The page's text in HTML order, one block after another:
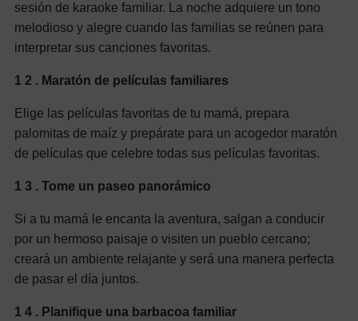
sesión de karaoke familiar. La noche adquiere un tono
melodioso y alegre cuando las familias se reúnen para
interpretar sus canciones favoritas.
1 2 . Maratón de películas familiares
Elige las películas favoritas de tu mamá, prepara
palomitas de maíz y prepárate para un acogedor maratón
de películas que celebre todas sus películas favoritas.
1 3 . Tome un paseo panorámico
Si a tu mamá le encanta la aventura, salgan a conducir
por un hermoso paisaje o visiten un pueblo cercano;
creará un ambiente relajante y será una manera perfecta
de pasar el día juntos.
1 4 . Planifique una barbacoa familiar